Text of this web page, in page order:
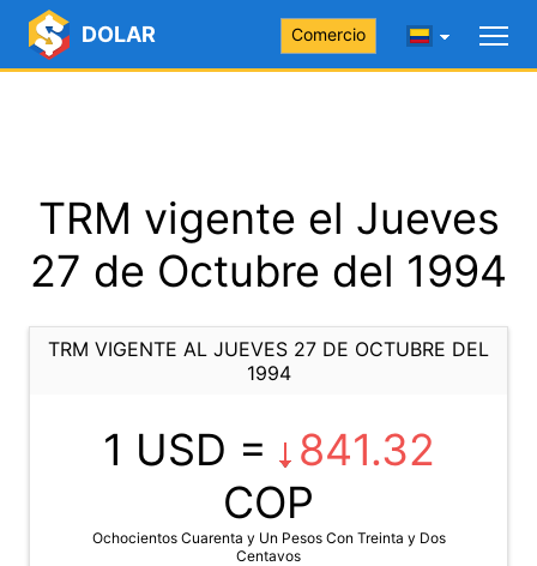
DOLAR Comercio
TRM vigente el Jueves
27 de Octubre del 1994
TRM VIGENTE AL JUEVES 27 DE OCTUBRE DEL
1994
1 USD =
841.32
COP
Ochocientos Cuarenta y Un Pesos Con Treinta y Dos
Centavos